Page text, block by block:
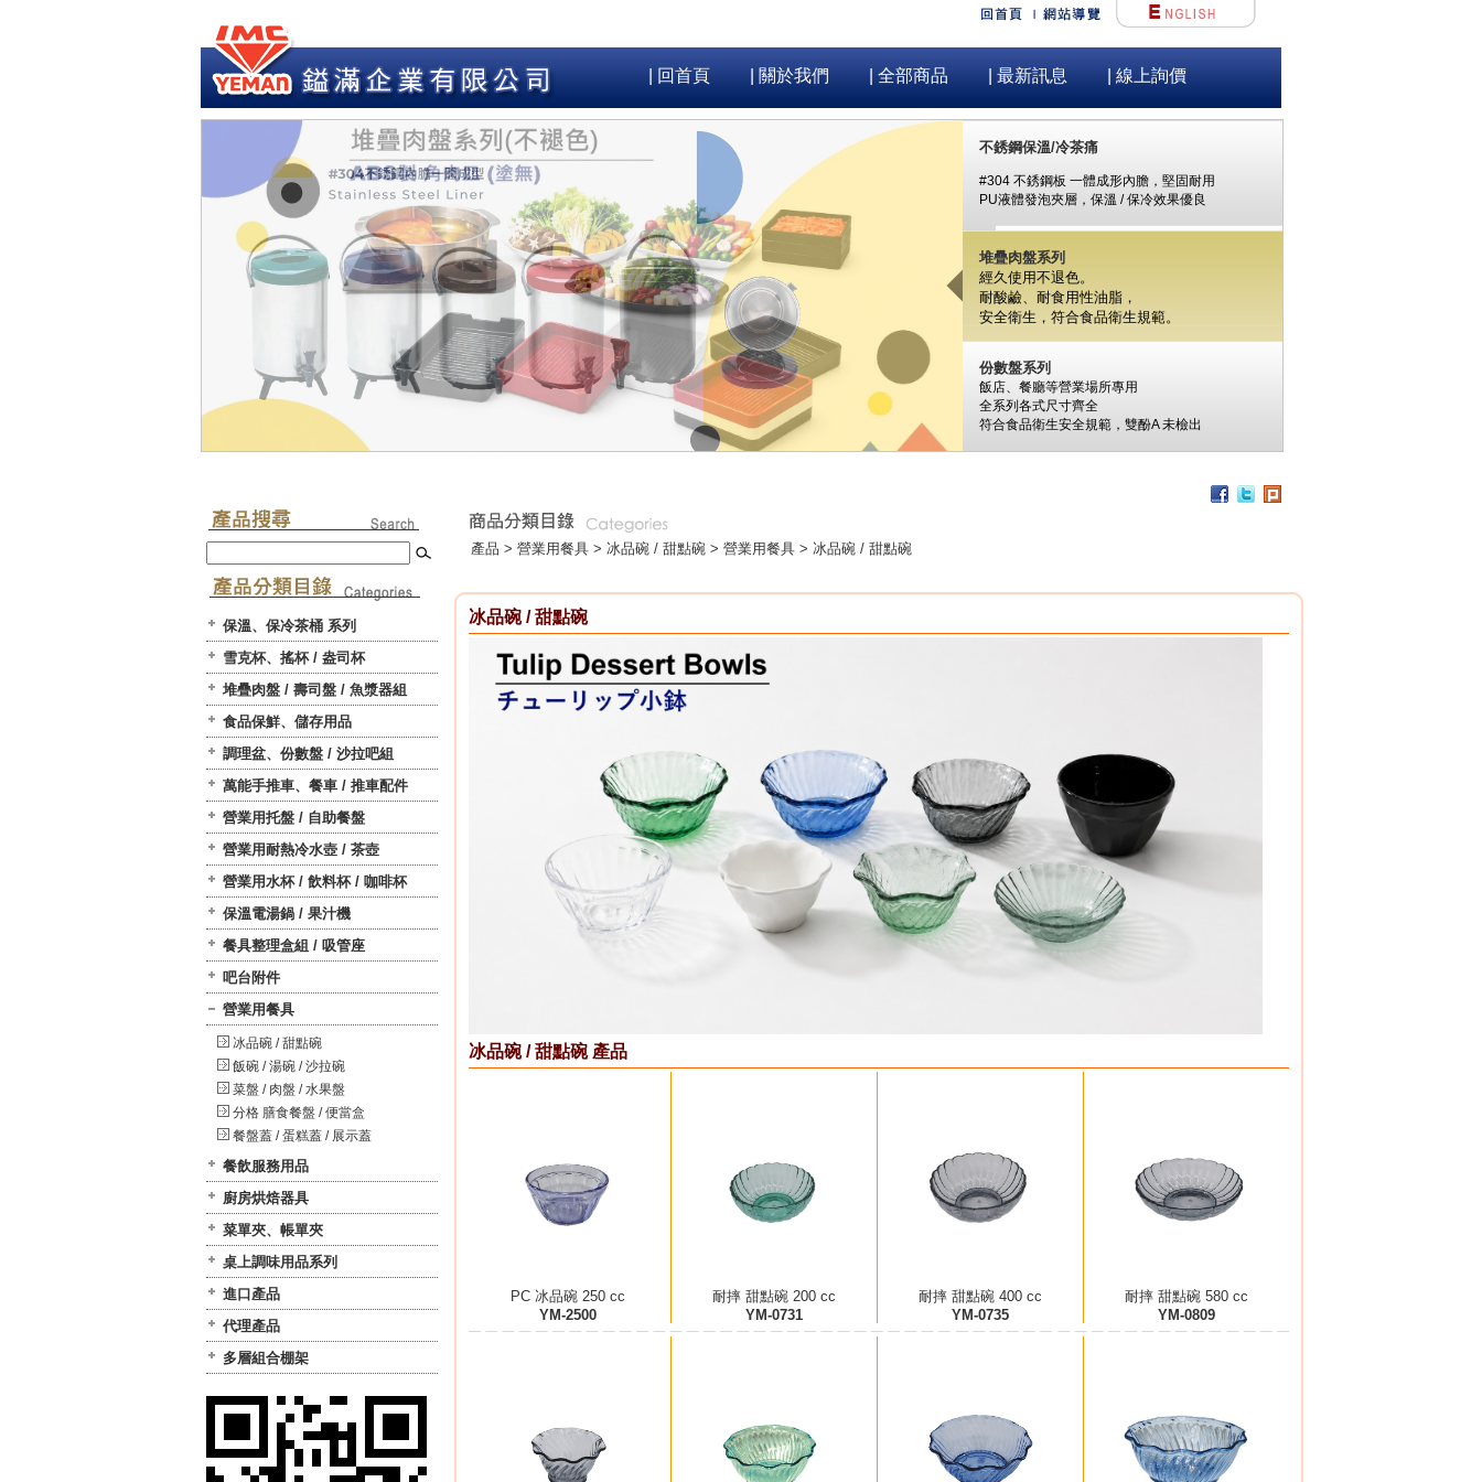
| 回首頁 | 關於我們 | 全部商品 | 最新訊息 | 線上詢價
不銹鋼保溫/冷茶痛
#304 不銹鋼板 一體成形內膽，堅固耐用
PU液體發泡夾層，保溫 / 保冷效果優良
堆疊肉盤系列
經久使用不退色。
耐酸鹼、耐食用性油脂，
安全衛生， 符合食品衛生規範。
份數盤系列
飯店、餐廳等營業場所專用
全系列各式尺寸齊全
符合食品衛生安全規範， 雙酚A未檢出
杯架組
保溫、保冷茶桶 系列
雪克杯、搖杯 / 盎司杯
堆疊肉盤 / 壽司盤 / 魚漿器組
食品保鮮、儲存用品
調理盆、份數盤 / 沙拉吧組
萬能手推車、餐車 / 推車配件
營業用托盤 / 自助餐盤
營業用耐熱冷水壺 / 茶壺
營業用水杯 / 飲料杯 / 咖啡杯
保溫電湯鍋 / 果汁機
餐具整理盒組 / 吸管座
吧台附件
營業用餐具
冰品碗 / 甜點碗
飯碗 / 湯碗 / 沙拉碗
菜盤 / 肉盤 / 水果盤
分格 膳食餐盤 / 便當盒
餐盤蓋 / 蛋糕蓋 / 展示蓋
餐飲服務用品
廚房烘焙器具
菜單夾、帳單夾
桌上調味用品系列
進口產品
代理產品
多層組合棚架
產品 > 營業用餐具 > 冰品碗 / 甜點碗 > 營業用餐具 > 冰品碗 / 甜點碗
冰品碗 / 甜點碗
冰品碗 / 甜點碗 產品
PC 冰品碗 250 cc
YM-2500
耐摔 甜點碗 200 cc
YM-0731
耐摔 甜點碗 400 cc
YM-0735
耐摔 甜點碗 580 cc
YM-0809